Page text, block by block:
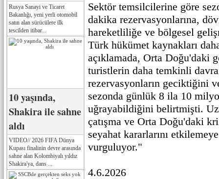
Rusya Sanayi ve Ticaret
Bakanlığı, yeni yerli otomobil
satın alan sürücülere ilk
tescilden itibar...
10 yaşında,
Shakira ile sahne
aldı
VIDEO// 2026 FIFA Dünya
Kupası finalinin devre arasında
sahne alan Kolombiyalı yıldız
Shakira'ya, dans ...
Sektör temsilcilerine göre
dakika rezervasyonlarına,
hareketliliğe ve bölgesel
Türk hükümet kaynakları
açıklamada, Orta Doğu'daki
turistlerin daha temkinli
rezervasyonların geciktiğini
sezonda günlük 8 ila 10
uğrayabildiğini belirtmişti.
çatışma ve Orta Doğu'daki
seyahat kararlarını
vurguluyor."
4.6.2026